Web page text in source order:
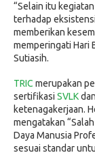
“Selain itu
terhadap
memberikan
memperingati Hari
Sutiasih.
TRIC merupakan
sertifikasi SVLKdan
ketenagakerjaan.
mengatakan
Daya Manusia
sesuai standar